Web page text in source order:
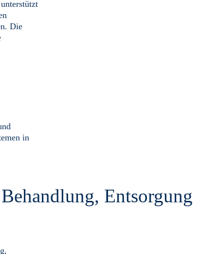
Die
in
Entsorgung